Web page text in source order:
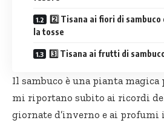
2️⃣ Tisana ai fiori di
la tosse
3️⃣ Tisana ai frutti di
Il sambuco è una pianta magica
mi riportano subito ai ricordi
giornate d’inverno e ai profumi